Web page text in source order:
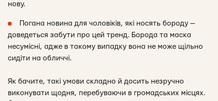
нову.
Погана новина для чоловіків, які носять бороду —
доведеться забути про цей тренд. Борода та маска
несумісні, адже в такому випадку вона не може щільно
сидіти на обличчі.
Як бачите, такі умови складно й досить незручно
виконувати щодня, перебуваючи в громадських місцях.